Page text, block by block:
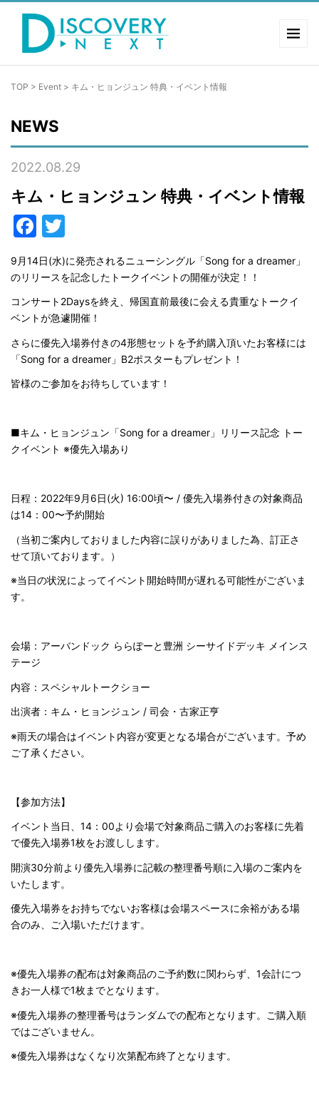
TOP > Event > キム・ヒョンジュン 特典・イベント情報
NEWS
2022.08.29
キム・ヒョンジュン 特典・イベント情報
Facebook
9月14日(水)に発売されるニューシングル「Song for a dreamer」
のリリースを記念したトークイベントの開催が決定！！
コンサート2Daysを終え、帰国直前最後に会える貴重なトークイ
ベントが急遽開催！
さらに優先入場券付きの4形態セットを予約購入頂いたお客様には
「Song for a dreamer」B2ポスターもプレゼント！
皆様のご参加をお待ちしています！
■キム・ヒョンジュン「Song for a dreamer」リリース記念 トー
クイベント ※優先入場あり
日程：2022年9月6日(火) 16:00頃〜 / 優先入場券付きの対象商品
は14：00〜予約開始
（当初ご案内しておりました内容に誤りがありました為、訂正さ
せて頂いております。）
※当日の状況によってイベント開始時間が遅れる可能性がございま
す。
会場：アーバンドック ららぽーと豊洲 シーサイドデッキ メインス
テージ
内容：スペシャルトークショー
出演者：キム・ヒョンジュン / 司会・古家正亨
※雨天の場合はイベント内容が変更となる場合がございます。予め
ご了承ください。
【参加方法】
イベント当日、14：00より会場で対象商品ご購入のお客様に先着
で優先入場券1枚をお渡しします。
開演30分前より優先入場券に記載の整理番号順に入場のご案内を
いたします。
優先入場券をお持ちでないお客様は会場スペースに余裕がある場
合のみ、ご入場いただけます。
※優先入場券の配布は対象商品のご予約数に関わらず、1会計につ
きお一人様で1枚までとなります。
※優先入場券の整理番号はランダムでの配布となります。ご購入順
ではございません。
※優先入場券はなくなり次第配布終了となります。